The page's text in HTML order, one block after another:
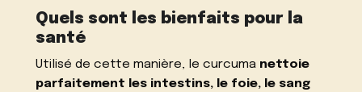
Quels sont les bienfaits pour la
santé
Utilisé de cette manière, le curcuma nettoie
parfaitement les intestins, le foie, le sang